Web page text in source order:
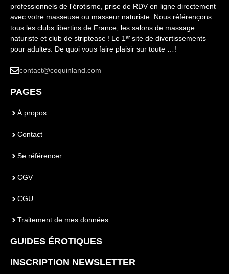
professionnels de l'érotisme, prise de RDV en ligne directement
avec votre masseuse ou masseur naturiste. Nous référençons
tous les clubs libertins de France, les salons de massage
naturiste et club de striptease ! Le 1ᵉʳ site de divertissements
pour adultes. De quoi vous faire plaisir sur toute …!
contact@coquinland.com
PAGES
À propos
Contact
Se référencer
CGV
CGU
Traitement de mes données
GUIDES ÉROTIQUES
INSCRIPTION NEWSLETTER